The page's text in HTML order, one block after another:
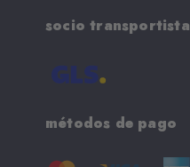
socio transportista
métodos de pago